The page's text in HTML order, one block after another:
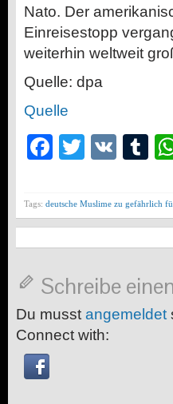
Nato. Der
Einreisestopp
weiterhin weltweit
Quelle: dpa
Quelle
Facebook
Twitter
VK
Tags: deutsche Muslime zu gefährlich
Schreibe
Du musst angemeldet
Connect with: